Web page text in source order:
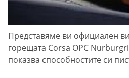
Представяме ви официален
горещата Corsa OPC
показва способностите си